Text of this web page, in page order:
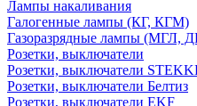
Лампы накаливания
Галогенные лампы (КГ, КГМ)
Газоразрядные лампы (МГЛ,
Розетки, выключатели
Розетки, выключатели
Розетки, выключатели Белтиз
Розетки, выключатели EKF